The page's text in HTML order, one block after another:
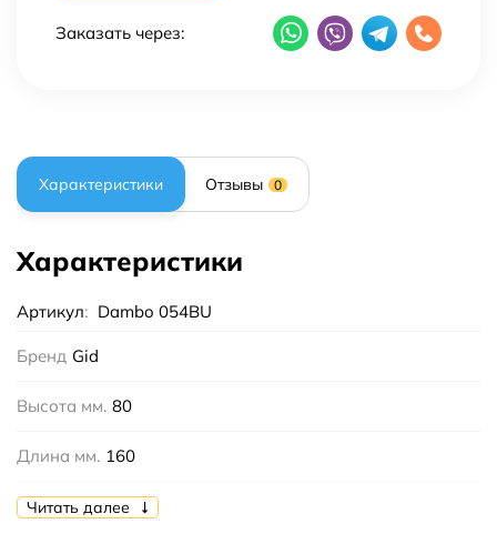
Заказать через:
Характеристики Отзывы 0
Характеристики
Артикул: Dambo 054BU
Бренд Gid
Высота мм. 80
Длина мм. 160
Ширина мм. 140
Читать далее